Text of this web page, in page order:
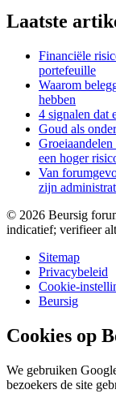
Laatste
Financiële
portefeuille
Waarom
hebben
4 signalen dat
Goud als
een hoger
Van
zijn
© 2026 Beursig
indicatief; verifieer
Sitemap
Privacybeleid
Cookie-
Beursig
Cookies op
We gebruiken
bezoekers de site